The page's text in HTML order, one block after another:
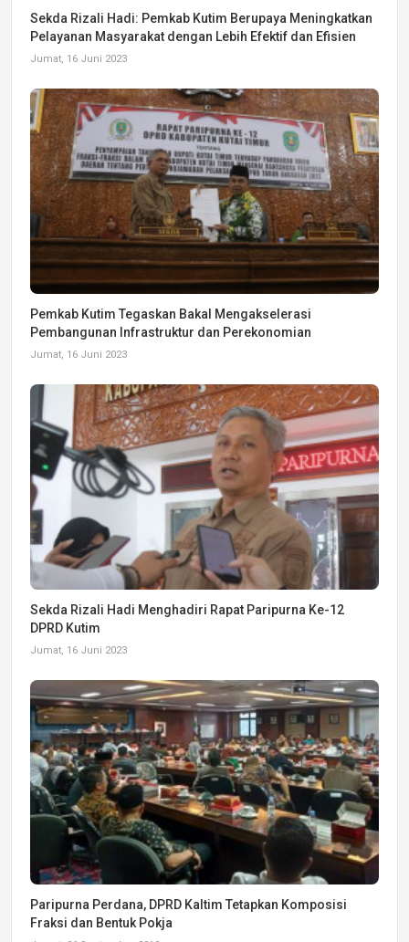
Sekda Rizali Hadi: Pemkab Kutim Berupaya Meningkatkan
Pelayanan Masyarakat dengan Lebih Efektif dan Efisien
Jumat, 16 Juni 2023
Pemkab Kutim Tegaskan Bakal Mengakselerasi
Pembangunan Infrastruktur dan Perekonomian
Jumat, 16 Juni 2023
Sekda Rizali Hadi Menghadiri Rapat Paripurna Ke-12
DPRD Kutim
Jumat, 16 Juni 2023
Paripurna Perdana, DPRD Kaltim Tetapkan Komposisi
Fraksi dan Bentuk Pokja